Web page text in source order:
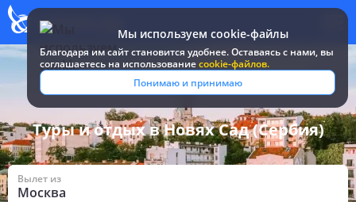
Мы используем cookie-файлы
Благодаря им сайт становится удобнее. Оставаясь c нами, вы
соглашаетесь на использованиеcookie-файлов.
Понимаю и принимаю
Все туры и путевки / Сербия / в Новях Сад
Туры и отдых в Новях Сад (Сербия)
Вылет из
Москва